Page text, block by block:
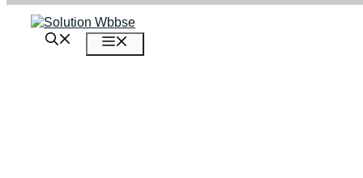
এড়িেয়
লেখায়